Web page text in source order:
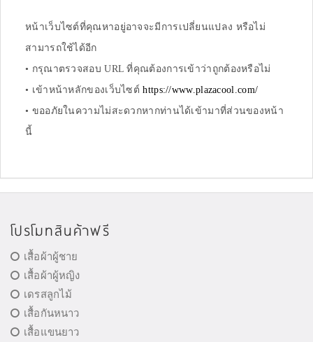
หน้าเว็บไซต์ที่คุณหาอยู่อาจจะมีการเปลี่ยนแปลง หรือไม่
สามารถใช้ได้อีก
• กรุณาตรวจสอบ URL ที่คุณต้องการเข้าว่าถูกต้องหรือไม่
• เข้าหน้าหลักของเว็บไซต์https://www.plazacool.com/
• ขออภัยในความไม่สะดวกหากท่านได้เข้ามาที่ส่วนของหน้า
นี้
โปรโมทสินค้าฟรี
เสื้อผ้าผู้ชาย
เสื้อผ้าผู้หญิง
เดรสลูกไม้
เสื้อกันหนาว
เสื้อแขนยาว